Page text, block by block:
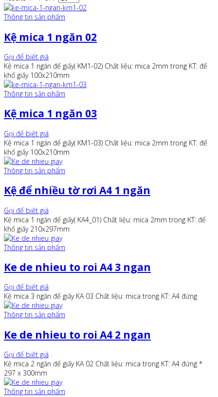
Thông tin sản phẩm
Kệ mica 1 ngăn 02
Gọi để biết giá
Kệ mica 1 ngăn để giấy( KM1-02) Chất liệu: mica 2mm trong KT: để
khổ giấy 100x210mm
Thông tin sản phẩm
Kệ mica 1 ngăn 03
Gọi để biết giá
Kệ mica 1 ngăn để giấy( KM1-03) Chất liệu: mica 2mm trong KT: để
khổ giấy 100x210mm
Thông tin sản phẩm
Kệ để nhiều tờ rơi A4 1 ngăn
Gọi để biết giá
Kệ mica 1 ngăn để giấy( KA4_01) Chất liệu: mica 2mm trong KT: để
khổ giấy 210x297mm
Thông tin sản phẩm
Ke de nhieu to roi A4 3 ngan
Gọi để biết giá
Kệ mica 3 ngăn để giấy KA 03 Chất liệu: mica trong KT: A4 đứng
Thông tin sản phẩm
Ke de nhieu to roi A4 2 ngan
Gọi để biết giá
Kệ mica 2 ngăn để giấy KA 02 Chất liệu: mica trong KT: A4 đứng *
297 x 300mm
Thông tin sản phẩm